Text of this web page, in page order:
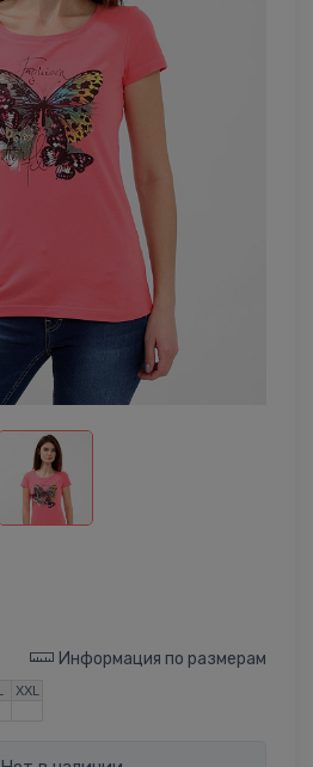
Информация по размерам
XXL